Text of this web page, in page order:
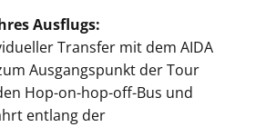
Ausflugs:
Transfer mit dem AIDA
Ausgangspunkt der Tour
Hop-on-hop-off-Bus und
entlang der